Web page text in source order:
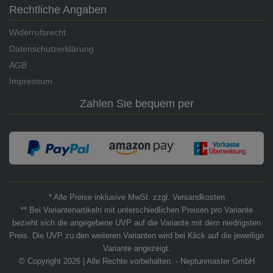
Rechtliche Angaben
Widerrufsrecht
Datenschutzerklärung
AGB
Impressum
Zahlen Sie bequem per
* Alle Preise inklusive MwSt. zzgl. Versandkosten
** Bei Variantenartikeln mit unterschiedlichen Preisen pro Variante
bezieht sich die angegebene UVP auf die Variante mit dem niedrigsten
Preis. Die UVP zu den weiteren Varianten wird bei Klick auf die jeweilige
Variante angezeigt.
© Copyright 2026 | Alle Rechte vorbehalten. - Neptunmaster GmbH